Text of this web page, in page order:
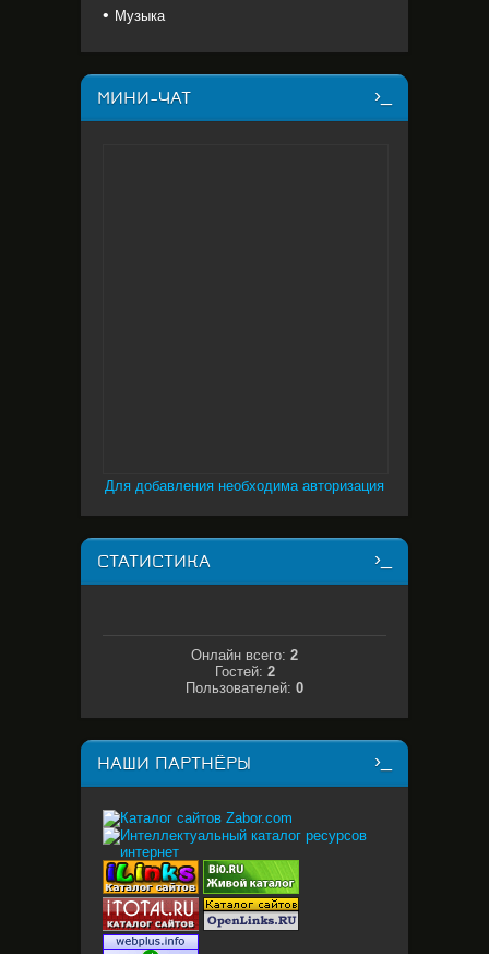
Музыка
МИНИ-ЧАТ
Для добавления необходима авторизация
СТАТИСТИКА
Онлайн всего: 2
Гостей: 2
Пользователей: 0
НАШИ ПАРТНЁРЫ